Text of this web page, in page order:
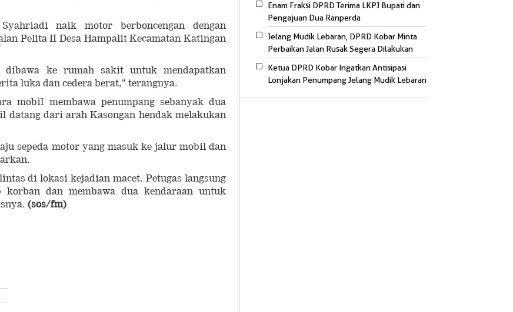
naik motor berboncengan dengan
Pelita II Desa Hampalit Kecamatan Katingan
dibawa ke rumah sakit untuk mendapatkan
luka dan cedera berat," terangnya.
mobil membawa penumpang sebanyak dua
datang dari arah Kasongan hendak melakukan
sepeda motor yang masuk ke jalur mobil dan
di lokasi kejadian macet. Petugas langsung
korban dan membawa dua kendaraan untuk
(sos/fm)
Enam Fraksi DPRD Terima LKPJ Bupati dan
Pengajuan Dua Ranperda
Jelang Mudik Lebaran, DPRD Kobar Minta
Perbaikan Jalan Rusak Segera Dilakukan
Ketua DPRD Kobar Ingatkan Antisipasi
Lonjakan Penumpang Jelang Mudik Lebaran